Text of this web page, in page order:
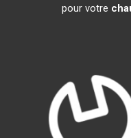
pour votre